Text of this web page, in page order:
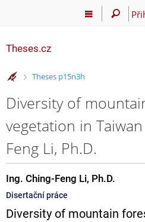
Theses.cz
>
Theses p15n3h
Diversity of
vegetation in
Feng Li, Ph.D.
Ing. Ching-Feng Li, Ph.D.
Disertační práce
Diversity of mountain